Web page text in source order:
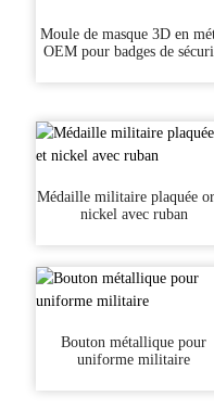
Moule de masque 3D en
OEM pour badges de
Médaille militaire plaquée
nickel avec ruban
Bouton métallique pour
uniforme militaire